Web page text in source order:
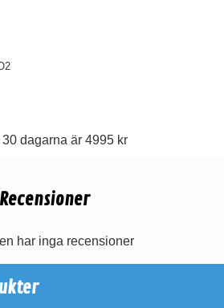
dagarna är 4995 kr
Recensioner
har inga recensioner